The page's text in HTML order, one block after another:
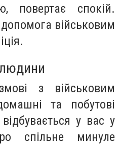
повертає спокій.
військовим
людини
з військовим
та побутові
у вас у
спільне минуле